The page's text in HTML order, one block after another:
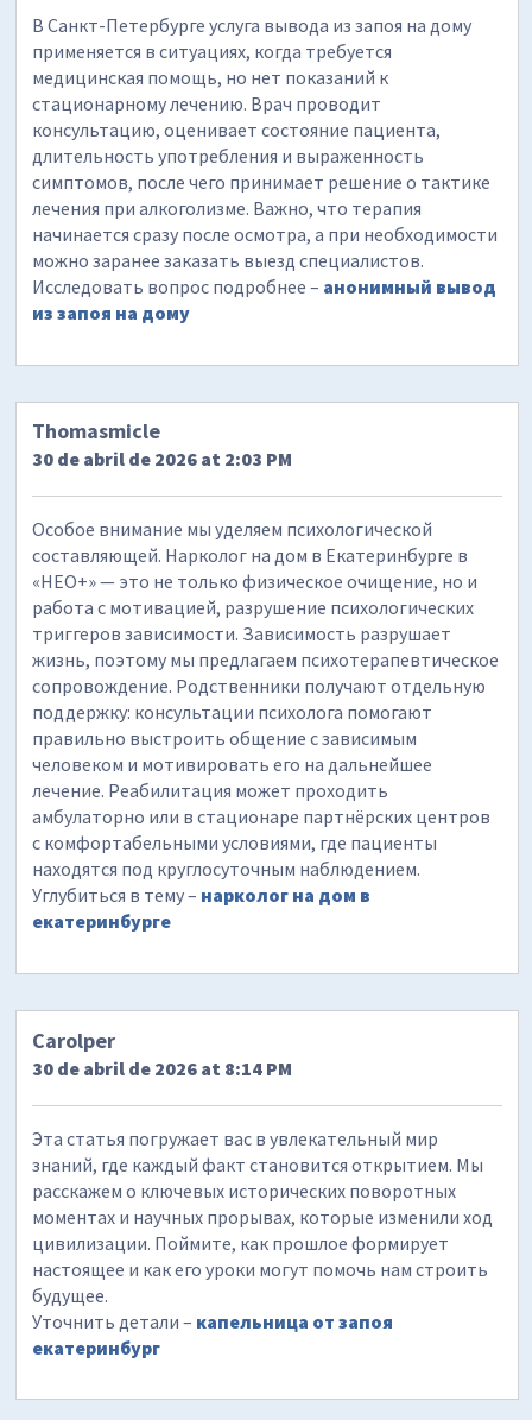
В Санкт-Петербурге услуга вывода из запоя на дому
применяется в ситуациях, когда требуется
медицинская помощь, но нет показаний к
стационарному лечению. Врач проводит
консультацию, оценивает состояние пациента,
длительность употребления и выраженность
симптомов, после чего принимает решение о тактике
лечения при алкоголизме. Важно, что терапия
начинается сразу после осмотра, а при необходимости
можно заранее заказать выезд специалистов.
Исследовать вопрос подробнее – анонимный вывод
из запоя на дому
Thomasmicle
30 de abril de 2026 at 2:03 PM
Особое внимание мы уделяем психологической
составляющей. Нарколог на дом в Екатеринбурге в
«НЕО+» — это не только физическое очищение, но и
работа с мотивацией, разрушение психологических
триггеров зависимости. Зависимость разрушает
жизнь, поэтому мы предлагаем психотерапевтическое
сопровождение. Родственники получают отдельную
поддержку: консультации психолога помогают
правильно выстроить общение с зависимым
человеком и мотивировать его на дальнейшее
лечение. Реабилитация может проходить
амбулаторно или в стационаре партнёрских центров
с комфортабельными условиями, где пациенты
находятся под круглосуточным наблюдением.
Углубиться в тему – нарколог на дом в
екатеринбурге
Carolper
30 de abril de 2026 at 8:14 PM
Эта статья погружает вас в увлекательный мир
знаний, где каждый факт становится открытием. Мы
расскажем о ключевых исторических поворотных
моментах и научных прорывах, которые изменили ход
цивилизации. Поймите, как прошлое формирует
настоящее и как его уроки могут помочь нам строить
будущее.
Уточнить детали – капельница от запоя
екатеринбург